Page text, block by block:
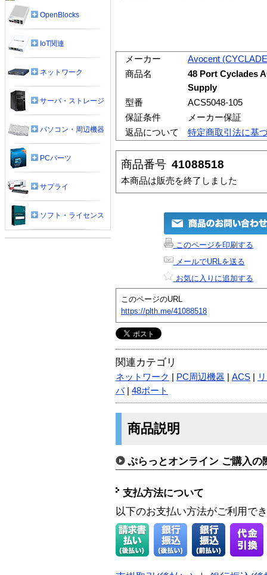
メーカー
Avocent
商品名
48 Port Cyclades
Supply
型番
ACS5048-105
保証条件
メーカー保証
返品について
特定商取引法に基
商品番号 41088518
本商品は販売を終了しました
このページを印刷する
メールでURLを送る
お気に入りに追加する
このページのURL
https://plth.me/41088518
関連カテゴリ
ネットワーク PC周辺機器 ACS
バ| 48ポート
商品説明
ぷらっとオンライン ご購入の
支払方法について
以下のお支払い方法がご利用で
OpenBlocks
IoT関連
ネットワーク
サーバ・ストレージ
パソコン・周辺機器
PCパーツ
サプライ
ソフト・ライセンス